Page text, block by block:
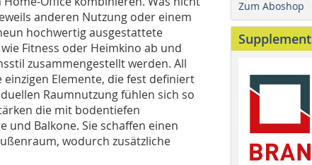
anderen Nutzung oder einem
hochwertig ausgestattete
Fitness oder Heimkino ab und
zusammengestellt werden. All
Elemente, die fest definiert
Raumnutzung fühlen sich so
die mit bodentiefen
und Balkone. Sie schaffen einen
wodurch zusätzliche
Zum Aboshop
Supplement